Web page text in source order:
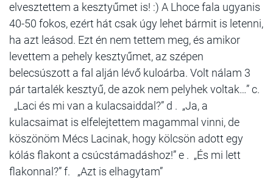
elvesztettem a kesztyűmet is! :) A Lhoce fala ugyanis
40-50 fokos, ezért hát csak úgy lehet bármit is letenni,
ha azt leásod. Ezt én nem tettem meg, és amikor
levettem a pehely kesztyűmet, az szépen
belecsúszott a fal alján lévő kuloárba. Volt nálam 3
pár tartalék kesztyű, de azok nem pelyhek voltak…” c.
„Laci és mi van a kulacsaiddal?” d . „Ja, a
kulacsaimat is elfelejtettem magammal vinni, de
köszönöm Mécs Lacinak, hogy kölcsön adott egy
kólás flakont a csúcstámadáshoz!” e . „És mi lett
flakonnal?” f. „Azt is elhagytam”